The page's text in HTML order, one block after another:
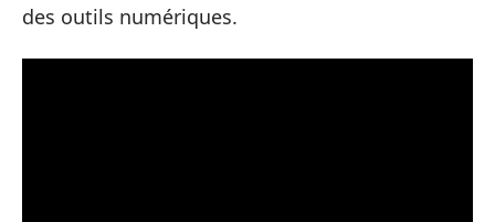
des outils numériques.